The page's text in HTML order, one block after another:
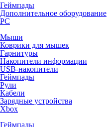
Геймпады
Дополнительное оборудование
PC
Мыши
Коврики для мышек
Гарнитуры
Накопители информации
USB-накопители
Геймпады
Рули
Кабели
Зарядные устройства
Xbox
Геймпады